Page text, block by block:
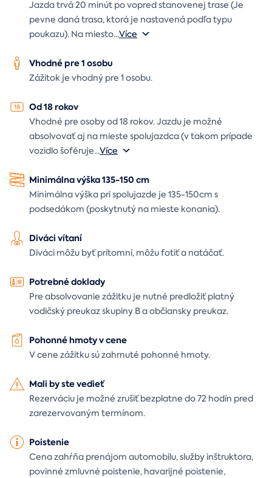
Jazda trvá 20 minút po vopred stanovenej trase (Je
pevne daná trasa, ktorá je nastavená podľa typu
poukazu). Na miesto...Více
Vhodné pre 1 osobu
Zážitok je vhodný pre 1 osobu.
Od 18 rokov
Vhodné pre osoby od 18 rokov. Jazdu je možné
absolvovať aj na mieste spolujazdca (v takom prípade
vozidlo šoféruje...Více
Minimálna výška 135-150 cm
Minimálna výška pri spolujazde je 135-150cm s
podsedákom (poskytnutý na mieste konania).
Diváci vítaní
Diváci môžu byť prítomní, môžu fotiť a natáčať.
Potrebné doklady
Pre absolvovanie zážitku je nutné predložiť platný
vodičský preukaz skupiny B a občiansky preukaz.
Pohonné hmoty v cene
V cene zážitku sú zahrnuté pohonné hmoty.
Mali by ste vedieť
Rezerváciu je možné zrušiť bezplatne do 72 hodín pred
zarezervovaným termínom.
Poistenie
Cena zahŕňa prenájom automobilu, služby inštruktora,
povinné zmluvné poistenie, havarijné poistenie,